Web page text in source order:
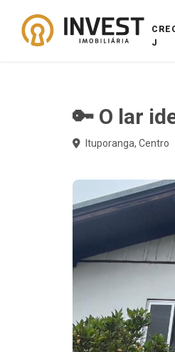
J
🔑 O lar
Ituporanga, Centro